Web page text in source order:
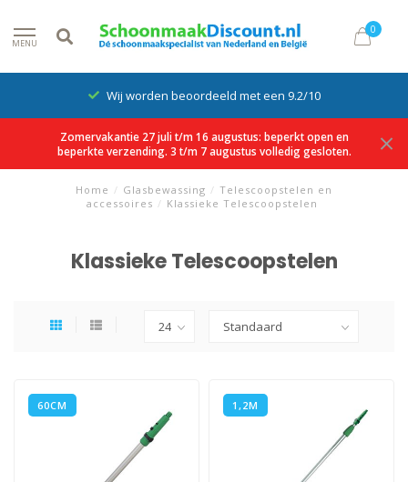
MENU
0
Wij worden beoordeeld met een 9.2/10
Zomervakantie 27 juli t/m 16 augustus: beperkt open en
beperkte verzending. 3 t/m 7 augustus volledig gesloten.
Home / Glasbewassing / Telescoopstelen en
accessoires / Klassieke Telescoopstelen
Klassieke Telescoopstelen
60CM 1,2M